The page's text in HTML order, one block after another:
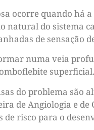
ocorre quando há
natural do sistema
de sensação
numa veia
superficial.
do problema são
de Angiologia e
risco para o